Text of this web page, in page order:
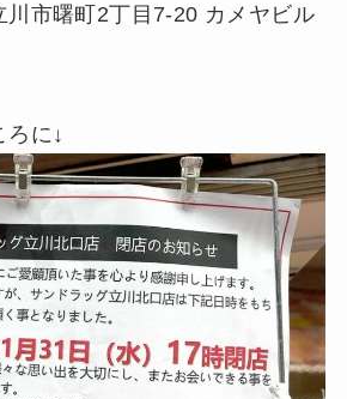
川市曙町2丁目7-20 カメヤビル
ろに↓